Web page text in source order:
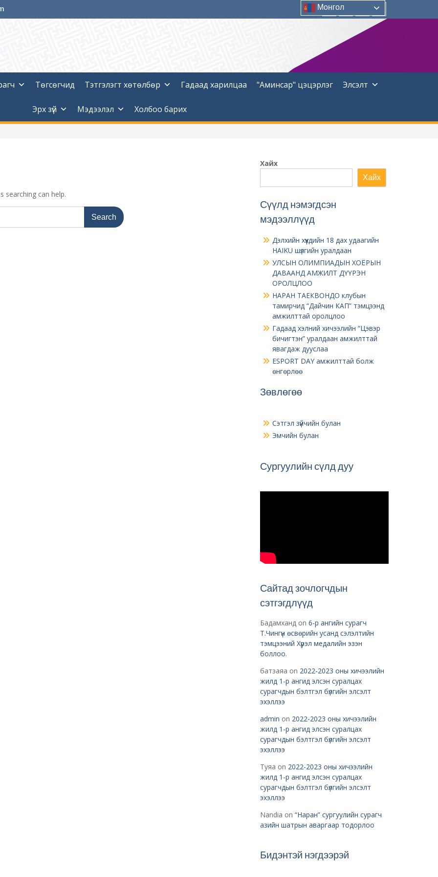
FacebookInstagram
YouTUBETwitter
Төгсөгчид Тэтгэлэгт хөтөлбөр Гадаад харилцаа "Аминсар" цэцэрлэг Элсэлт
Эрх зүй Мэдээлэл Холбоо барих
searching can help.
Хайх
Хайх
Сүүлд нэмэгдсэн
мэдээллүүд
Дэлхийн хүүхдийн 18 дах удаагийн
HAIKU шүлгийн уралдаан
УЛСЫН ОЛИМПИАДЫН ХОЁРЫН
ДАВААНД АМЖИЛТ ДҮҮРЭН
ОРОЛЦЛОО
НАРАН ТАЕКВОНДО клубын
тамирчид “Дайчин КАП” тэмцээнд
амжилттай оролцлоо
Гадаад хэлний хичээлийн “Цэвэр
бичигтэн” уралдаан амжилттай
явагдаж дууслаа
ESPORT DAY амжилттай болж
өнгөрлөө
Зөвлөгөө
Сэтгэл зүйчийн булан
Эмчийн булан
Сургуулийн сүлд дуу
Сайтад зочлогчдын
сэтгэгдлүүд
Бадамханд on 6-р ангийн сурагч
Т.Чингүн өсвөрийн усанд сэлэлтийн
тэмцээний Хүрэл медалийн эзэн
боллоо.
батзаяа on 2022-2023 оны хичээлийн
жилд 1-р ангид элсэн суралцах
сурагчдын бэлтгэл бүлгийн элсэлт
эхэллээ
admin on 2022-2023 оны хичээлийн
жилд 1-р ангид элсэн суралцах
сурагчдын бэлтгэл бүлгийн элсэлт
эхэллээ
Туяа on 2022-2023 оны хичээлийн
жилд 1-р ангид элсэн суралцах
сурагчдын бэлтгэл бүлгийн элсэлт
эхэллээ
Nandia on “Наран” сургуулийн сурагч
азийн шатрын аваргаар тодорлоо
Бидэнтэй нэгдээрэй
Монгол